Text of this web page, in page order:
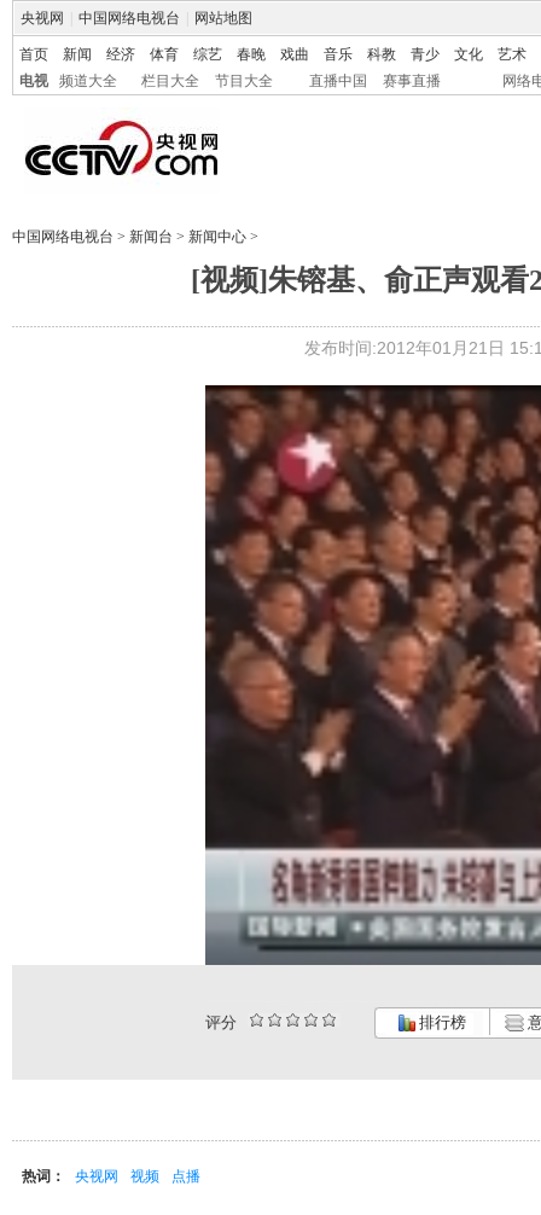
央视网 中国网络电视台 网站地图
首页 新闻 经济 体育 综艺 春晚 戏曲 音乐 科教 青少 文化
艺术
电视
频道大全 栏目大全 节目大全 直播中国 赛事直播 网络
中国网络电视台 > 新闻台 > 新闻中心 >
[视频]朱镕基、俞正声观看
发布时间:2012年01月21日
评分 排行榜
热词： 央视网 视频 点播